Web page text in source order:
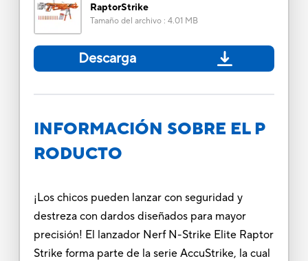
RaptorStrike
Tamaño del archivo: 4.01 MB
Descarga
INFORMACIÓN SOBRE EL P
RODUCTO
¡Los chicos pueden lanzar con seguridad y
destreza con dardos diseñados para mayor
precisión! El lanzador Nerf N-Strike Elite Raptor
Strike forma parte de la serie AccuStrike, la cual